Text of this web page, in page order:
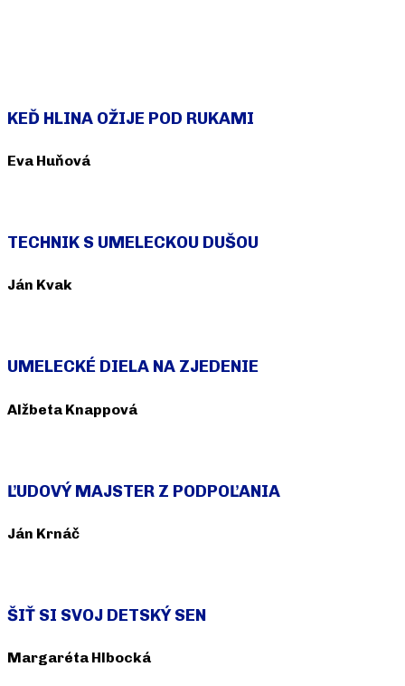
KEĎ HLINA OŽIJE POD RUKAMI
Eva Huňová
TECHNIK S UMELECKOU DUŠOU
Ján Kvak
UMELECKÉ DIELA NA ZJEDENIE
Alžbeta Knappová
ĽUDOVÝ MAJSTER Z PODPOĽANIA
Ján Krnáč
ŠIŤ SI SVOJ DETSKÝ SEN
Margaréta Hlbocká